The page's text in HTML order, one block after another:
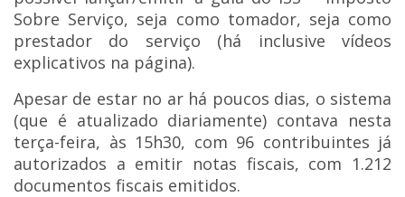
Sobre Serviço, seja como tomador, seja como
prestador do serviço (há inclusive vídeos
explicativos na página).
Apesar de estar no ar há poucos dias, o sistema
(que é atualizado diariamente) contava nesta
terça-feira, às 15h30, com 96 contribuintes já
autorizados a emitir notas fiscais, com 1.212
documentos fiscais emitidos.